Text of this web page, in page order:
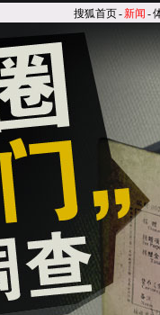
搜狐首页-新闻 -